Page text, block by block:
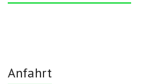
Anfahrt